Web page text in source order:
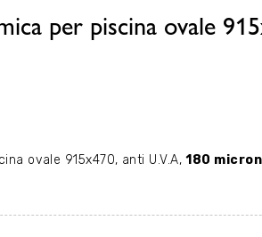
per piscina ovale
ovale 915x470, anti U.V.A,180 micron